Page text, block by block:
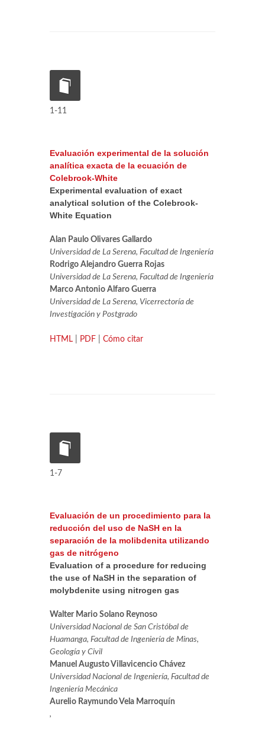
1-11
Evaluación experimental de la solución
analítica exacta de la ecuación de
Colebrook-White
Experimental evaluation of exact
analytical solution of the Colebrook-
White Equation
Alan Paulo Olivares Gallardo
Universidad de La Serena, Facultad de Ingeniería
Rodrigo Alejandro Guerra Rojas
Universidad de La Serena, Facultad de Ingeniería
Marco Antonio Alfaro Guerra
Universidad de La Serena, Vicerrectoría de
Investigación y Postgrado
HTML PDF Cómo citar
1-7
Evaluación de un procedimiento para la
reducción del uso de NaSH en la
separación de la molibdenita utilizando
gas de nitrógeno
Evaluation of a procedure for reducing
the use of NaSH in the separation of
molybdenite using nitrogen gas
Walter Mario Solano Reynoso
Universidad Nacional de San Cristóbal de
Huamanga, Facultad de Ingeniería de Minas,
Geología y Civil
Manuel Augusto Villavicencio Chávez
Universidad Nacional de Ingeniería, Facultad de
Ingeniería Mecánica
Aurelio Raymundo Vela Marroquín
,